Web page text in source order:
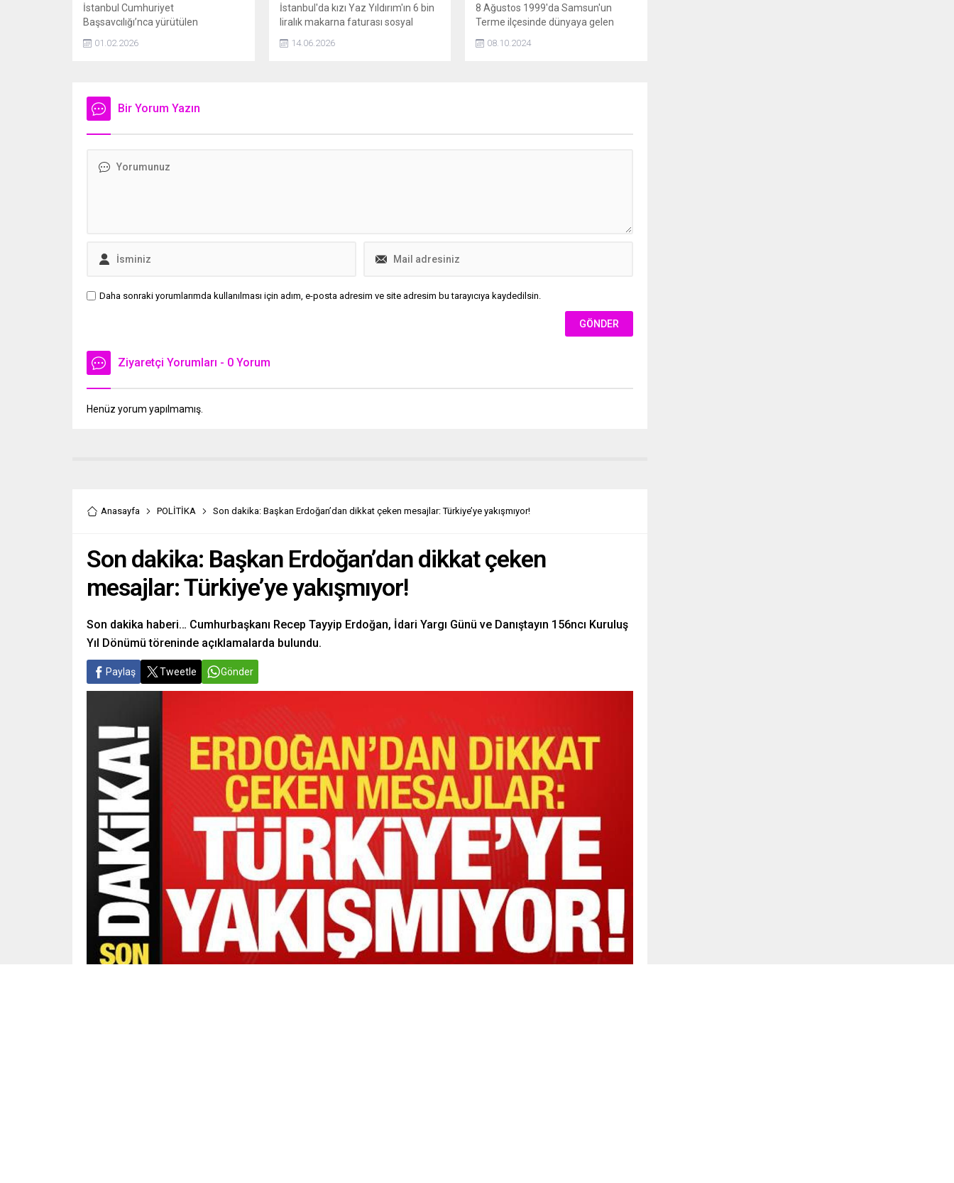
İstanbul Cumhuriyet
Başsavcılığı’nca yürütülen
medya fenomeni Mika Raun Can
01.02.2026
İstanbul'da kızı Yaz Yıldırım'ın 6 bin
liralık makarna faturası sosyal
Yıldırım, ilgili restorana giderek
14.06.2026
8 Ağustos 1999'da Samsun'un
Terme ilçesinde dünyaya gelen
sinemasının gözde isimlerinden biri
08.10.2024
Bir Yorum Yazın
Daha sonraki yorumlarımda kullanılması için adım, e-posta adresim ve site adresim bu tarayıcıya kaydedilsin.
Ziyaretçi Yorumları - 0 Yorum
Henüz yorum yapılmamış.
Anasayfa POLİTİKA Son dakika: Başkan Erdoğan’dan dikkat çeken mesajlar: Türkiye’ye yakışmıyor!
Son dakika: Başkan Erdoğan’dan dikkat çeken
mesajlar: Türkiye’ye yakışmıyor!
Son dakika haberi… Cumhurbaşkanı Recep Tayyip Erdoğan, İdari Yargı Günü ve Danıştayın 156ncı Kuruluş
Yıl Dönümü töreninde açıklamalarda bulundu.
Paylaş Tweetle Gönder